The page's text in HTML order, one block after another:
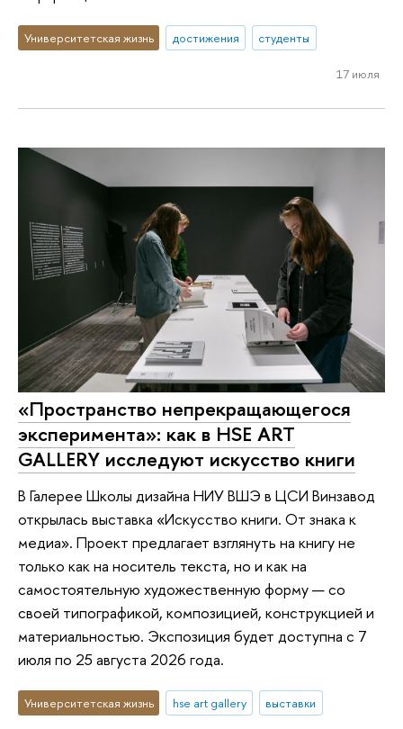
Университетская жизнь достижения студенты
17 июля
«Пространство непрекращающегося
эксперимента»: как в HSE ART
GALLERY исследуют искусство книги
В Галерее Школы дизайна НИУ ВШЭ в ЦСИ Винзавод
открылась выставка «Искусство книги. От знака к
медиа». Проект предлагает взглянуть на книгу не
только как на носитель текста, но и как на
самостоятельную художественную форму — со
своей типографикой, композицией, конструкцией и
материальностью. Экспозиция будет доступна с 7
июля по 25 августа 2026 года.
Университетская жизнь hse art gallery выставки